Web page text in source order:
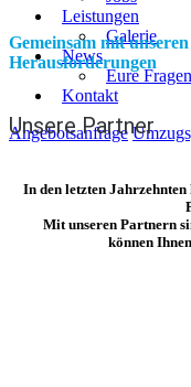
Leistungen
Galerie
News
Eure Fragen
Kontakt
Angebotsanfrage
Gemeinsam mit
Herausforderungen
Unsere Partner
In den letzten
Mit unseren Partnern
können